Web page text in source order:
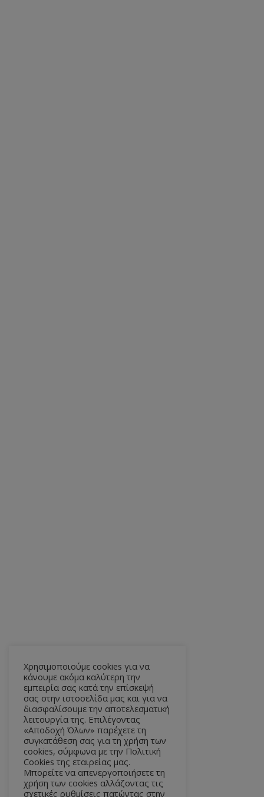
Χρησιμοποιούμε cookies για να
κάνουμε ακόμα καλύτερη την
εμπειρία σας κατά την επίσκεψή
σας στην ιστοσελίδα μας και για να
διασφαλίσουμε την αποτελεσματική
λειτουργία της. Επιλέγοντας
«Αποδοχή Όλων» παρέχετε τη
συγκατάθεση σας για τη χρήση των
cookies, σύμφωνα με την Πολιτική
Cookies της εταιρείας μας.
Μπορείτε να απενεργοποιήσετε τη
χρήση των cookies αλλάζοντας τις
σχετικές ρυθμίσεις πατώντας στην